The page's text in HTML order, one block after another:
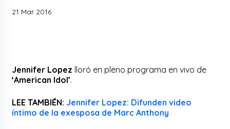
21 Mar 2016
Jennifer Lopez lloró en pleno programa en vivo de
‘American Idol’.
LEE TAMBIÉN: Jennifer Lopez: Difunden video
íntimo de la exesposa de Marc Anthony